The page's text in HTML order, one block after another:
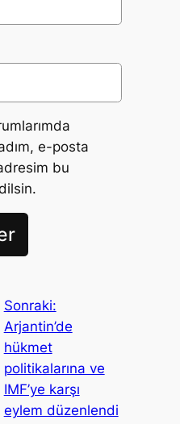
e-posta
bu
Sonraki:
Arjantin’de
hükmet
politikalarına ve
IMF’ye karşı
eylem düzenlendi